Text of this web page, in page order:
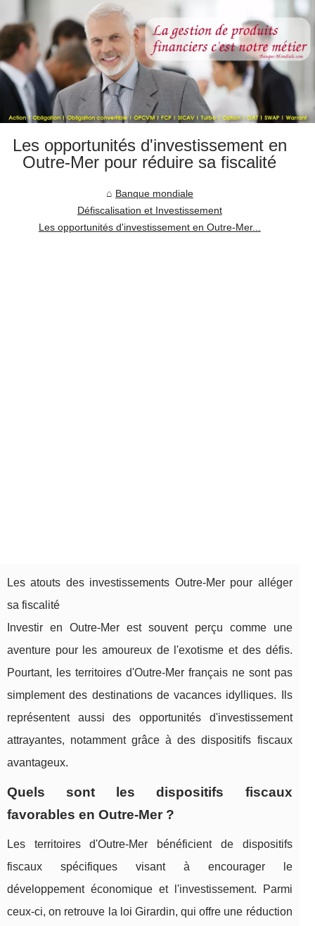
Les opportunités d'investissement en
Outre-Mer pour réduire sa fiscalité
Banque mondiale
Défiscalisation et Investissement
Les opportunités d'investissement en Outre-Mer...
Les atouts des investissements Outre-Mer pour alléger
sa fiscalité
Investir en Outre-Mer est souvent perçu comme une
aventure pour les amoureux de l'exotisme et des défis.
Pourtant, les territoires d'Outre-Mer français ne sont pas
simplement des destinations de vacances idylliques. Ils
représentent aussi des opportunités d'investissement
attrayantes, notamment grâce à des dispositifs fiscaux
avantageux.
Quels sont les dispositifs fiscaux
favorables en Outre-Mer ?
Les territoires d'Outre-Mer bénéficient de dispositifs
fiscaux spécifiques visant à encourager le
développement économique et l'investissement. Parmi
ceux-ci, on retrouve la loi Girardin, qui offre une réduction